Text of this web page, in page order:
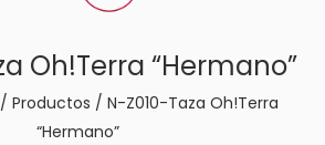
Oh!Terra “Hermano”
/ Productos / N-Z010-Taza Oh!Terra
“Hermano”